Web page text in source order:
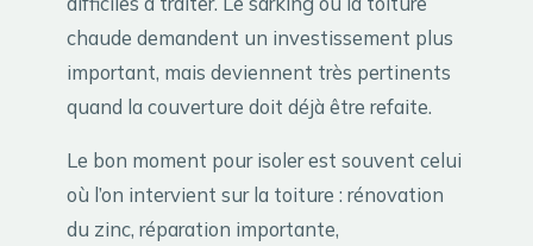
chaude demandent un investissement plus
important, mais deviennent très pertinents
quand la couverture doit déjà être refaite.
Le bon moment pour isoler est souvent celui
où l’on intervient sur la toiture : rénovation
du zinc, réparation importante,